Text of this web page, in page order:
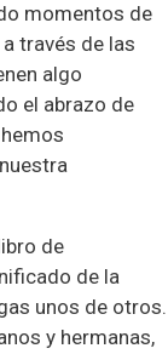
momentos de
través de las
algo
el abrazo de
de
de la
unos de otros.
y hermanas,